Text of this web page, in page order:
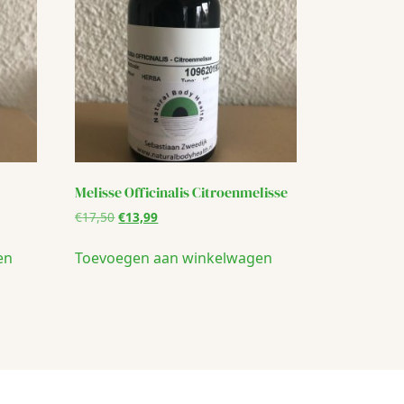
Melisse Officinalis Citroenmelisse
€17,50Oorspronkelijke
was:
€17,50.
€13,99Huidige
is:
Toevoegen aan winkelwagen